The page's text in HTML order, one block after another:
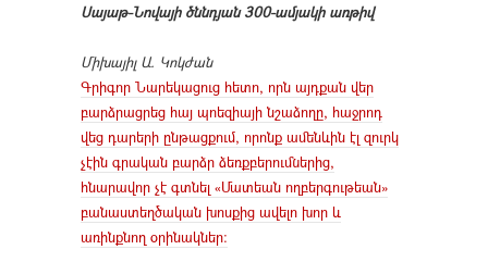
Սայաթ-Նովայի ծննդյան 300-ամյակի առթիվ
Միխայիլ Ա. Կոկժան
Գրիգոր Նարեկացուց հետո, որն այդքան վեր
բարձրացրեց հայ պոեզիայի նշաձողը, հաջրոդ
վեց դարերի ընթացքում, որոնք ամենևին էլ զուրկ
չէին գրական բարձր ձեռքբերումներից,
հնարավոր չէ գտնել «Մատեան ողբերգութեան»
բանաստեղծական խոսքից ավելո խոր և
առինքնող օրինակներ: